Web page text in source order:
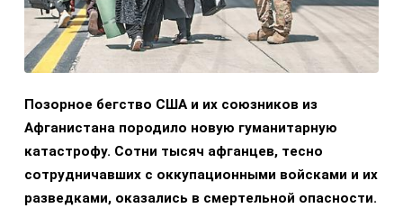
Позорное бегство США и их союзников из
Афганистана породило новую гуманитарную
катастрофу. Сотни тысяч афганцев, тесно
сотрудничавших с оккупационными войсками и их
разведками, оказались в смертельной опасности.